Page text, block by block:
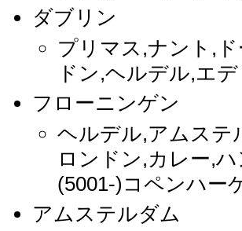
ダブリン
プリマス,ナント,
ドン,ヘルデル,エ
フローニンゲン
ヘルデル,アムステ
ロンドン,カレー,
(5001-)コペンハー
アムステルダム